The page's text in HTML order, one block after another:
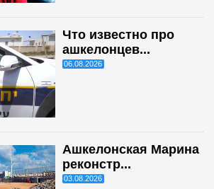
Что известно про
ашкелонцев...
06.08.2026
Ашкелонская Марина
реконстр...
03.08.2026